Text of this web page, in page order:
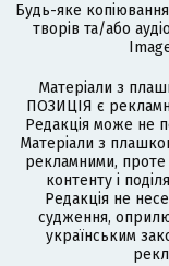
Будь-яке
творів та/або
Матеріали з
ПОЗИЦІЯ є
Редакція може не
Матеріали з
рекламними, проте
контенту і
Редакція не
судження,
українським